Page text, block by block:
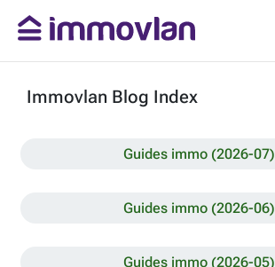
Immovlan Blog Index
Guides immo (2026-07)
Guides immo (2026-06)
Guides immo (2026-05)